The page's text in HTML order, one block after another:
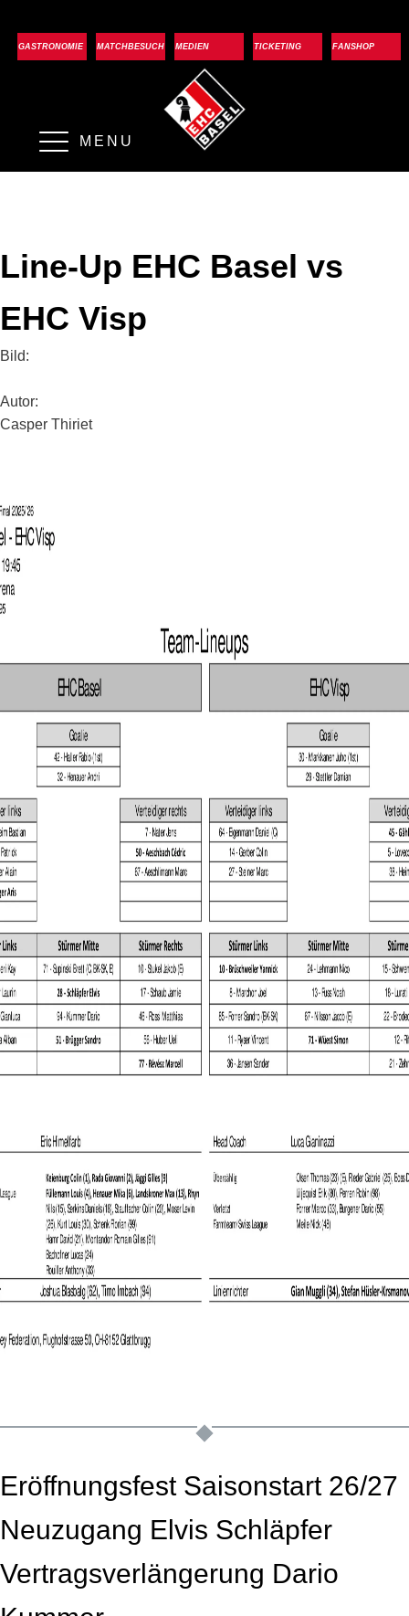
GASTRONOMIE MATCHBESUCH MEDIEN TICKETING FANSHOP
MENU
Line-Up EHC Basel vs
EHC Visp
Bild:
Autor:
Casper Thiriet
Eröffnungsfest Saisonstart 26/27
Neuzugang Elvis Schläpfer
Vertragsverlängerung Dario